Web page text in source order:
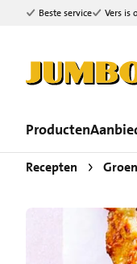
Ga naar zoeken
Ga naar
Beste service Vers is
Producten
Recepten